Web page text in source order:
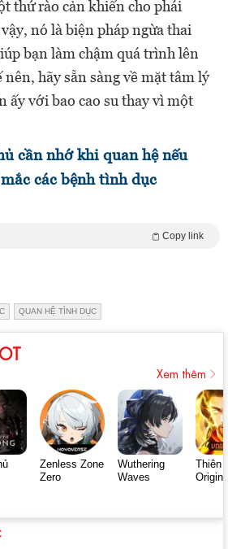
thứ rào cản khiến cho phái
nó là biện pháp ngừa thai
bạn làm chậm quá trình lên
hãy sẵn sàng về mặt tâm lý
ấy với bao cao su thay vì một
cần nhớ khi quan hệ nếu
các bệnh tình dục
Copy link
QUAN HỆ TÌNH DỤC
Xem thêm
Zenless Zone
Zero
Wuthering
Waves
Thiên
Origin